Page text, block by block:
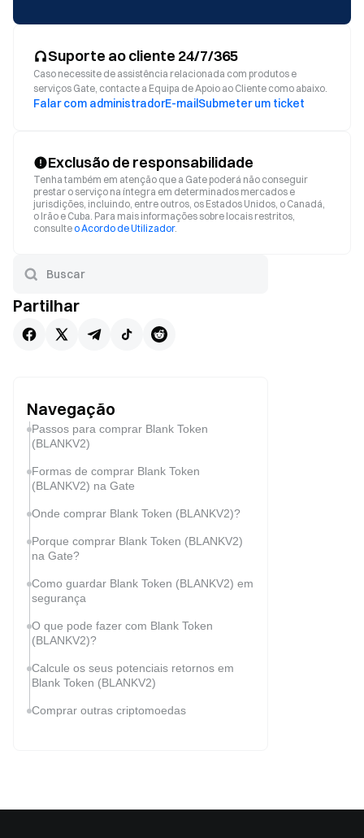
Suporte ao cliente 24/7/365
Caso necessite de assistência relacionada com produtos e
serviços Gate, contacte a Equipa de Apoio ao Cliente como abaixo.
Falar com administradorE-mailSubmeter um ticket
Exclusão de responsabilidade
Tenha também em atenção que a Gate poderá não conseguir
prestar o serviço na íntegra em determinados mercados e
jurisdições, incluindo, entre outros, os Estados Unidos, o Canadá,
o Irão e Cuba. Para mais informações sobre locais restritos,
consulte o Acordo de Utilizador.
Partilhar
Navegação
Passos para comprar Blank Token
(BLANKV2)
Formas de comprar Blank Token
(BLANKV2) na Gate
Onde comprar Blank Token (BLANKV2)?
Porque comprar Blank Token (BLANKV2)
na Gate?
Como guardar Blank Token (BLANKV2) em
segurança
O que pode fazer com Blank Token
(BLANKV2)?
Calcule os seus potenciais retornos em
Blank Token (BLANKV2)
Comprar outras criptomoedas